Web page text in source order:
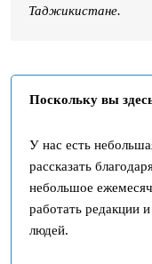
Таджикистане.
Поскольку вы
У нас есть
рассказать
небольшое
работать редакции
людей.